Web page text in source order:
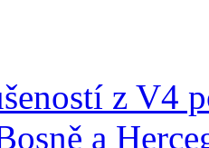
z V4
a